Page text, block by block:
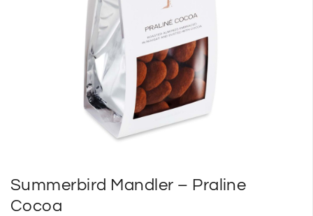
Summerbird Mandler – Praline
Cocoa